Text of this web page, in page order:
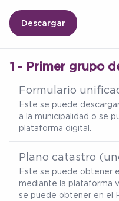
Descargar
1 - Primer grupo
Formulario
Este se puede
a la municipalidad o se
plataforma digital.
Plano catastro
Este se puede obtener
mediante la plataforma
se puede obtener en el